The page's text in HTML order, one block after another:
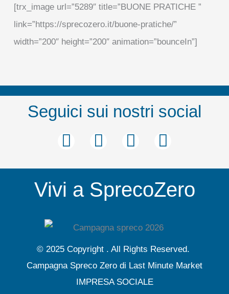
[trx_image url=”5289″ title=”BUONE PRATICHE ”
link=”https://sprecozero.it/buone-pratiche/”
width=”200″ height=”200″ animation=”bounceIn”]
Seguici sui nostri social
F
c
e
o
o
k
T
i
t
e
r
Y
u
t
b
e
I
s
t
g
r
a
Vivi a SprecoZero
© 2025 Copyright . All Rights Reserved.
Campagna Spreco Zero di Last Minute Market
IMPRESA SOCIALE